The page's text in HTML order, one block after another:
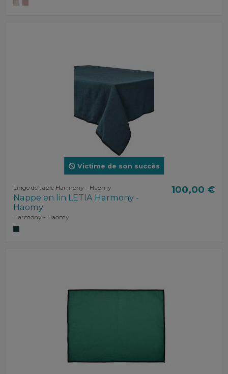
Victime de son succès
Linge de table Harmony - Haomy
Nappe en lin LETIA Harmony -
Haomy
Harmony - Haomy
100,00 €